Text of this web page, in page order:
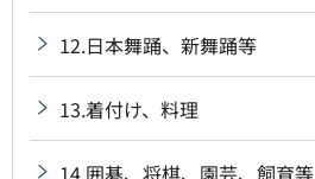
12.日本舞踊、新舞踊等
13.着付け、料理
14.囲碁、将棋、園芸、飼育等